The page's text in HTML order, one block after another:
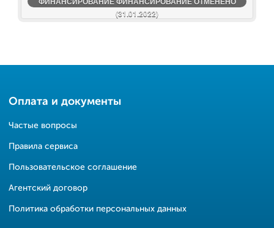
(31.01.2022)
Оплата и документы
Частые вопросы
Правила сервиса
Пользовательское соглашение
Агентский договор
Политика обработки персональных данных